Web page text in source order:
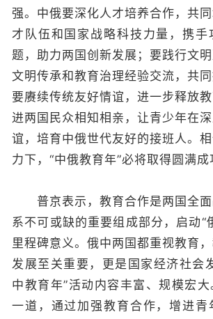
强。中俄要深化人才培养合作，共
才队伍和国家战略科技力量，携手
题，助力两国创新发展；要践行文
文明传承和教育治理经验交流，共同
要赓续传统友好情谊，进一步释放
进两国民众相知相亲，让青少年在
谊，培育中俄世代友好的接班人。
力下，“中俄教育年”必将取得圆满成
普京表示，教育合作是两国全面
系不可或缺的重要组成部分，启动“
里程碑意义。俄中两国都重视教育
发展至关重要，更是国家经济社会
中教育年”活动内容丰富、规模宏
一道，通过加强教育合作，增进青